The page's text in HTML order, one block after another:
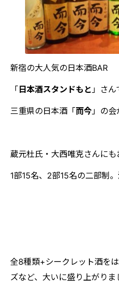
新宿の大人気の日本酒BAR
「 日本酒スタンドもと」さん
三重県の日本酒「而今」の会
蔵元杜氏・大西唯克さんに
1部15名、2部15名の二部制。
全8種類+シークレット酒を
ズなど、大いに盛り上がりま